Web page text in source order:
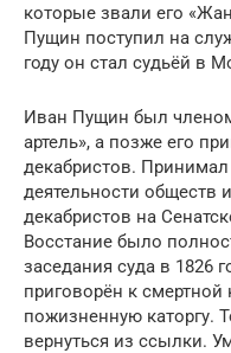
которые звали его
Пущин поступил на
году он стал судьёй в
Иван Пущин был
артель», а позже его
декабристов. Принимал
деятельности обществ
декабристов на
Восстание было
заседания суда в 1826
приговорён к
пожизненную каторгу.
вернуться из ссылки.